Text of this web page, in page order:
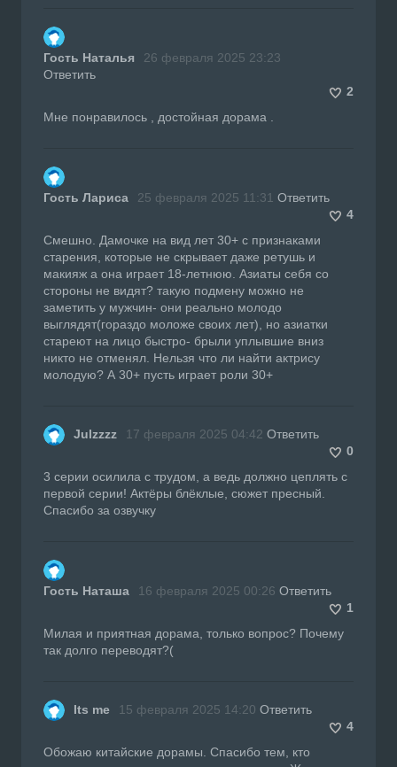
Гость Наталья
26 февраля 2025 23:23
Ответить
2
Мне понравилось , достойная дорама .
Гость Лариса 25 февраля 2025 11:31 Ответить
4
Смешно. Дамочке на вид лет 30+ с признаками
старения, которые не скрывает даже ретушь и
макияж а она играет 18-летнюю. Азиаты себя со
стороны не видят? такую подмену можно не
заметить у мужчин- они реально молодо
выглядят(гораздо моложе своих лет), но азиатки
стареют на лицо быстро- брыли уплывшие вниз
никто не отменял. Нельзя что ли найти актрису
молодую? А 30+ пусть играет роли 30+
Julzzzz 17 февраля 2025 04:42 Ответить
0
3 серии осилила с трудом, а ведь должно цеплять с
первой серии! Актёры блёклые, сюжет пресный.
Спасибо за озвучку
Гость Наташа 16 февраля 2025 00:26 Ответить
1
Милая и приятная дорама, только вопрос? Почему
так долго переводят?(
Its me 15 февраля 2025 14:20 Ответить
4
Обожаю китайские дорамы. Спасибо тем, кто